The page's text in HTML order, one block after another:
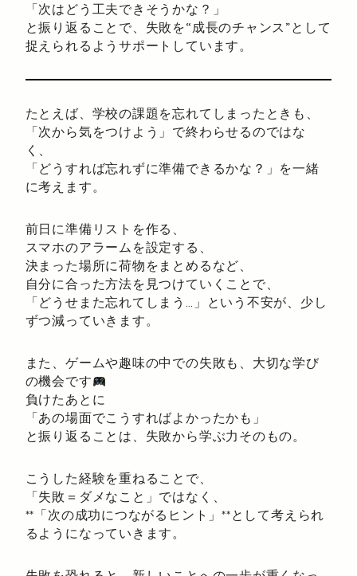
「次はどう工夫できそうかな？」
と振り返ることで、失敗を“成長のチャンス”として
捉えられるようサポートしています。
たとえば、学校の課題を忘れてしまったときも、
「次から気をつけよう」で終わらせるのではな
く、
「どうすれば忘れずに準備できるかな？」を一緒
に考えます。
前日に準備リストを作る、
スマホのアラームを設定する、
決まった場所に荷物をまとめるなど、
自分に合った方法を見つけていくことで、
「どうせまた忘れてしまう…」という不安が、少し
ずつ減っていきます。
また、ゲームや趣味の中での失敗も、大切な学び
の機会です
負けたあとに
「あの場面でこうすればよかったかも」
と振り返ることは、失敗から学ぶ力そのもの。
こうした経験を重ねることで、
「失敗＝ダメなこと」ではなく、
**「次の成功につながるヒント」**として考えられ
るようになっていきます。